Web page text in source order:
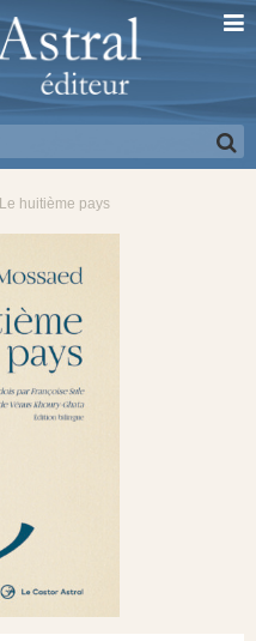
Le huitième pays